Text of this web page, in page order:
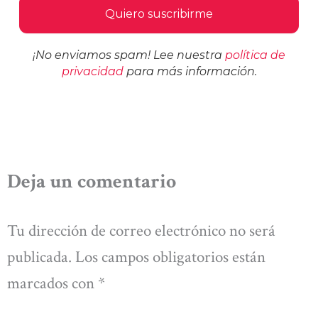
¡No enviamos spam! Lee nuestra política de
privacidadpara más información.
Deja un comentario
Tu dirección de correo electrónico no será
publicada. Los campos obligatorios están
marcados con *